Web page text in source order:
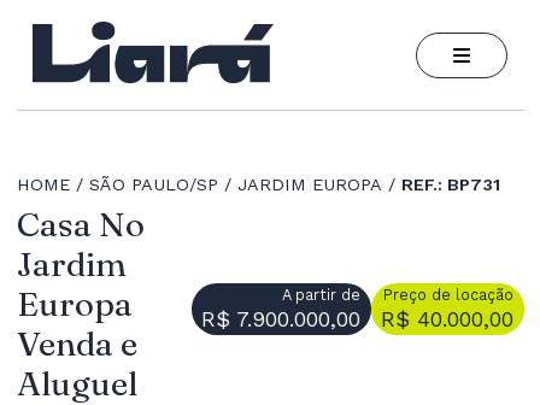
HOME SÃO PAULO/SP JARDIM EUROPA REF.: BP731
Casa No
Jardim
Europa
Venda e
Aluguel
A partir de
R$ 7.900.000,00
Preço de locação
R$ 40.000,00